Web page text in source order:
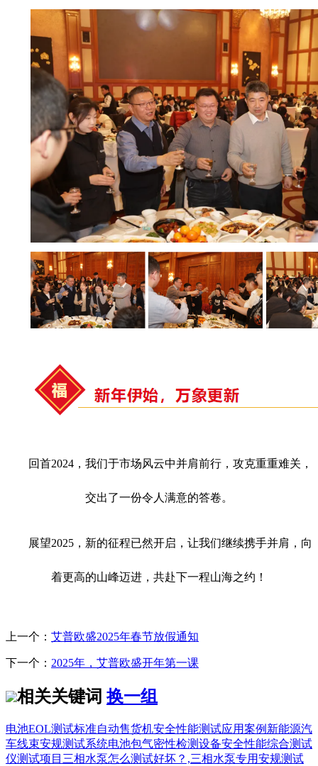
回首2024，我们于市场风云中并肩前行，攻克重重难关，
交出了一份令人满意的答卷。
展望2025，新的征程已然开启，让我们继续携手并肩，向
着更高的山峰迈进，共赴下一程山海之约！
上一个： 艾普欧盛2025年春节放假通知
下一个： 2025年，艾普欧盛开年第一课
相关关键词 换一组
电池EOL测试标准自动售货机安全性能测试应用案例 新能源汽
车线束安规测试系统电池包气密性检测设备安全性能综合测试
仪测试项目 三相水泵怎么测试好坏？,三相水泵专用安规测试